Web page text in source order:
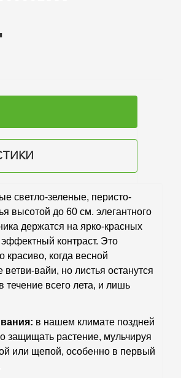
светло-зеленые, перисто-
высотой до 60 см. элегантного
держатся на ярко-красных
контраст. Это
красиво, когда весной
вайи, но листья останутся
течение всего лета, и лишь
в нашем климате поздней
защищать растение, мульчируя
или щепой, особенно в первый